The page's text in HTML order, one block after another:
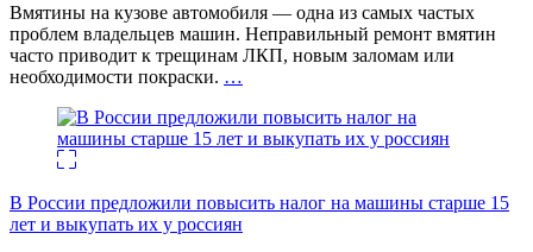
Вмятины на кузове автомобиля — одна из самых частых
проблем владельцев машин. Неправильный ремонт вмятин
часто приводит к трещинам ЛКП, новым заломам или
необходимости покраски. …
В России предложили повысить налог на машины старше 15
лет и выкупать их у россиян